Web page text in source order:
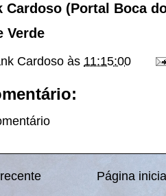
Cardoso (Portal Boca
Verde
Cardoso às 11:15:00
Página